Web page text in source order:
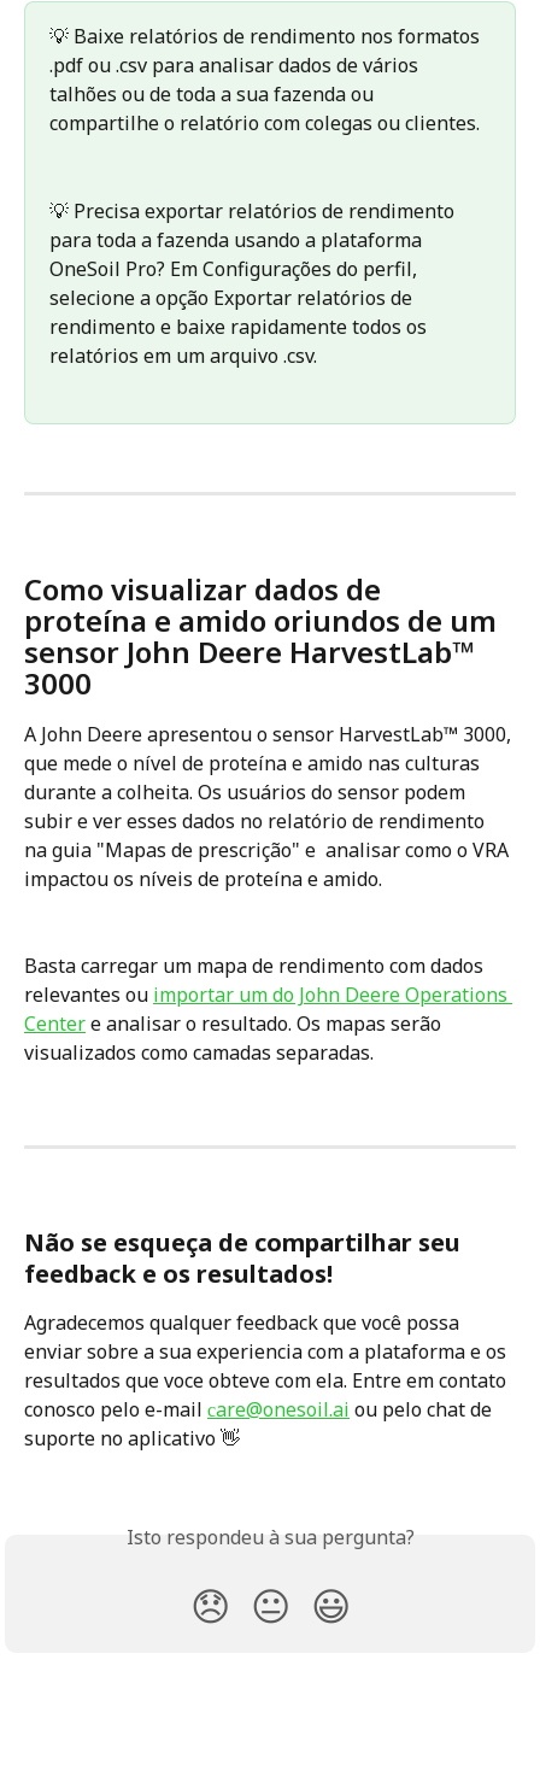
💡 Baixe relatórios de rendimento nos formatos
.pdf ou .csv para analisar dados de vários
talhões ou de toda a sua fazenda ou
compartilhe o relatório com colegas ou clientes.
💡 Precisa exportar relatórios de rendimento
para toda a fazenda usando a plataforma
OneSoil Pro? Em Configurações do perfil,
selecione a opção Exportar relatórios de
rendimento e baixe rapidamente todos os
relatórios em um arquivo .csv.
Como visualizar dados de
proteína e amido oriundos de um
sensor John Deere HarvestLab™
3000
A John Deere apresentou o sensor HarvestLab™ 3000,
que mede o nível de proteína e amido nas culturas
durante a colheita. Os usuários do sensor podem
subir e ver esses dados no relatório de rendimento
na guia "Mapas de prescrição" e  analisar como o VRA
impactou os níveis de proteína e amido.
Basta carregar um mapa de rendimento com dados
relevantes ou importar um do John Deere Operations
Center e analisar o resultado. Os mapas serão
visualizados como camadas separadas.
Não se esqueça de compartilhar seu
feedback e os resultados!
Agradecemos qualquer feedback que você possa
enviar sobre a sua experiencia com a plataforma e os
resultados que voce obteve com ela. Entre em contato
conosco pelo e-mail сare@onesoil.ai ou pelo chat de
suporte no aplicativo 👋
Isto respondeu à sua pergunta?
😞 😐 😃